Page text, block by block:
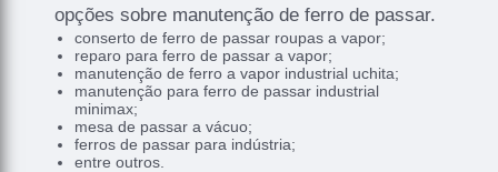
opções sobre manutenção de ferro de passar.
conserto de ferro de passar roupas a vapor;
reparo para ferro de passar a vapor;
manutenção de ferro a vapor industrial uchita;
manutenção para ferro de passar industrial
minimax;
mesa de passar a vácuo;
ferros de passar para indústria;
entre outros.